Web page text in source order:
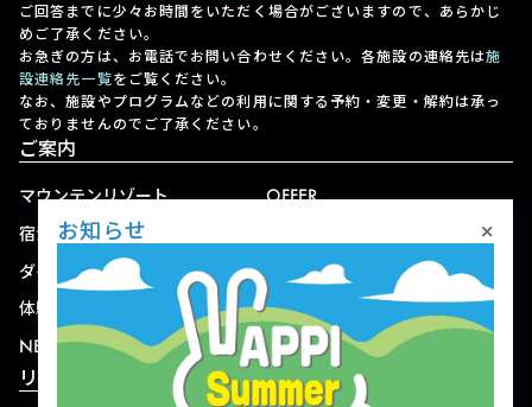
ご回答までに少々お時間をいただく場合がございますので、あらかじ
めご了承ください。
お急ぎの方は、お電話でお問い合わせください。各施設の連絡先は施
設連絡先一覧をご覧ください。
なお、施設やプログラムなどの利用に関する予約・変更・解約は承っ
ておりませんのでご了承ください。
ご案内
マウンテンリゾート
宿泊
ダイニング
体験
NEWS
OFFER
ショップ
リゾート情報
お知らせ ×